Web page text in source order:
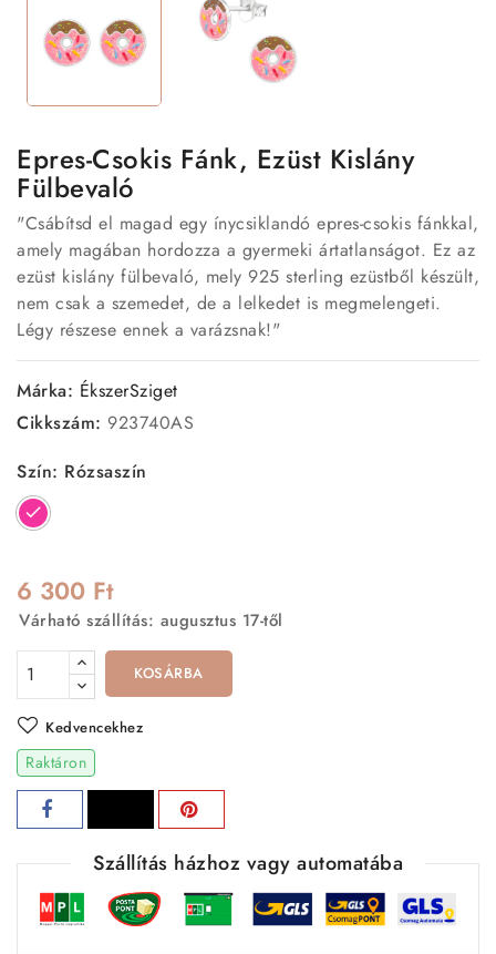
Epres-Csokis Fánk, Ezüst Kislány
Fülbevaló
"Csábítsd el magad egy ínycsiklandó epres-csokis fánkkal,
amely magában hordozza a gyermeki ártatlanságot. Ez az
ezüst kislány fülbevaló, mely 925 sterling ezüstből készült,
nem csak a szemedet, de a lelkedet is megmelengeti.
Légy részese ennek a varázsnak!"
Márka: ÉkszerSziget
Cikkszám: 923740AS
Szín: Rózsaszín
Rózsaszín
6 300 Ft
Várható szállítás: augusztus 17-től
KOSÁRBA
Kedvencekhez
Raktáron
Szállítás házhoz vagy automatába